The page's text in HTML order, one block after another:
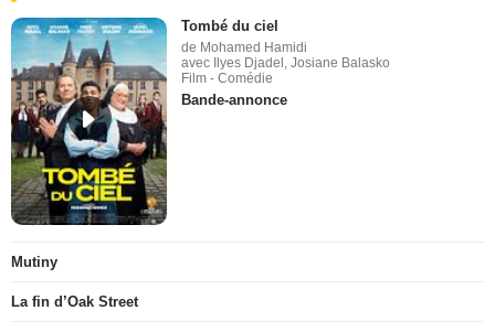
Tombé du ciel
de Mohamed Hamidi
avec Ilyes Djadel, Josiane Balasko
Film - Comédie
Bande-annonce
Mutiny
La fin d’Oak Street